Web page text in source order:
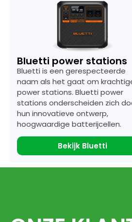
Bluetti power stations
Bluetti is een gerespecteerde
naam als het gaat om
power stations. Bluetti power
stations onderscheiden zich
hun innovatieve ontwerp,
hoogwaardige batterijcellen.
Bekijk Bluetti